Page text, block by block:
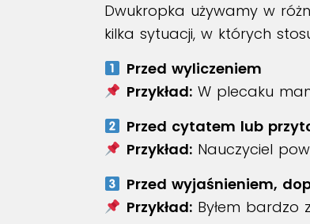
Dwukropka używamy w
kilka sytuacji, w których
Przed wyliczeniem
Przykład:W plecaku
Przed cytatem lub
Przykład:Nauczyciel
Przed wyjaśnieniem,
Przykład:Byłem bardzo